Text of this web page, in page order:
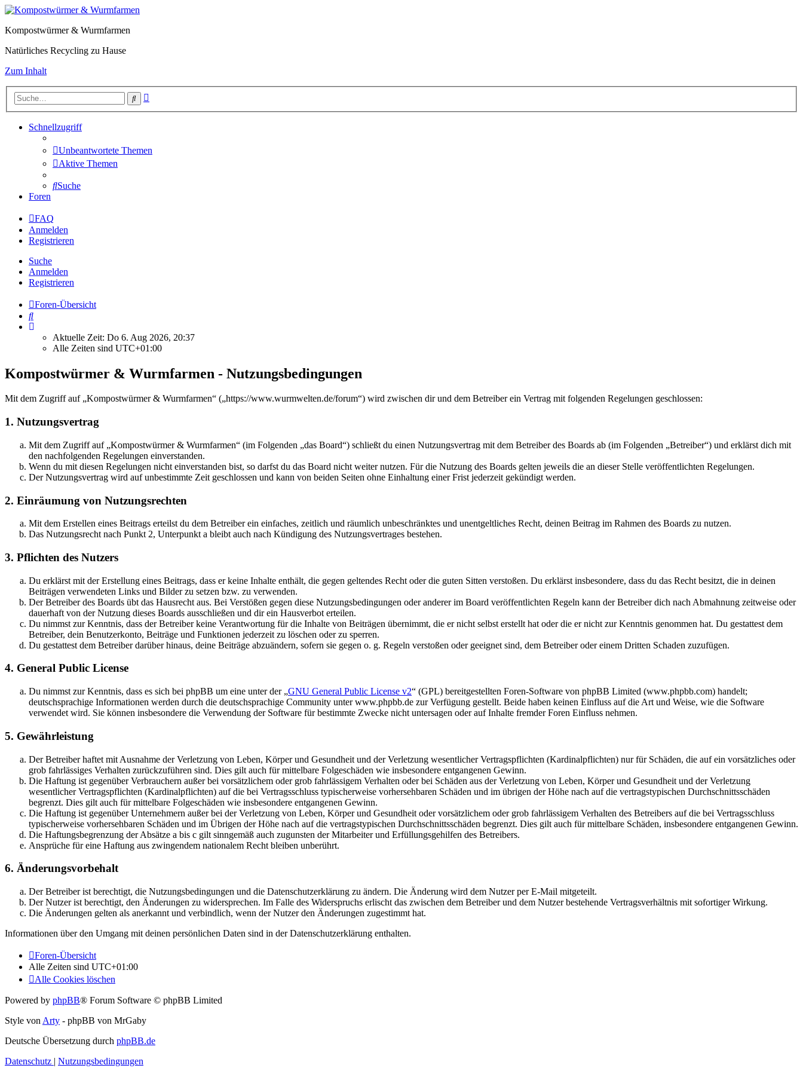
Kompostwürmer & Wurmfarmen
Natürliches Recycling zu Hause
Zum Inhalt
Suche
Schnellzugriff
Unbeantwortete Themen
Aktive Themen
Suche
Foren
FAQ
Anmelden
Registrieren
Suche
Anmelden
Registrieren
Foren-Übersicht
Suche
Aktuelle Zeit: Do 6. Aug 2026, 20:37
Alle Zeiten sind UTC+01:00
Kompostwürmer & Wurmfarmen - Nutzungsbedingungen
Mit dem Zugriff auf „Kompostwürmer & Wurmfarmen“ („https://www.wurmwelten.de/forum“) wird zwischen dir und dem Betreiber ein Vertrag mit folgenden Regelungen geschlossen:
1. Nutzungsvertrag
Mit dem Zugriff auf „Kompostwürmer & Wurmfarmen“ (im Folgenden „das Board“) schließt du einen Nutzungsvertrag mit dem Betreiber des Boards ab (im Folgenden „Betreiber“) und erklärst dich mit
den nachfolgenden Regelungen einverstanden.
Wenn du mit diesen Regelungen nicht einverstanden bist, so darfst du das Board nicht weiter nutzen. Für die Nutzung des Boards gelten jeweils die an dieser Stelle veröffentlichten Regelungen.
Der Nutzungsvertrag wird auf unbestimmte Zeit geschlossen und kann von beiden Seiten ohne Einhaltung einer Frist jederzeit gekündigt werden.
2. Einräumung von Nutzungsrechten
Mit dem Erstellen eines Beitrags erteilst du dem Betreiber ein einfaches, zeitlich und räumlich unbeschränktes und unentgeltliches Recht, deinen Beitrag im Rahmen des Boards zu nutzen.
Das Nutzungsrecht nach Punkt 2, Unterpunkt a bleibt auch nach Kündigung des Nutzungsvertrages bestehen.
3. Pflichten des Nutzers
Du erklärst mit der Erstellung eines Beitrags, dass er keine Inhalte enthält, die gegen geltendes Recht oder die guten Sitten verstoßen. Du erklärst insbesondere, dass du das Recht besitzt, die in deinen
Beiträgen verwendeten Links und Bilder zu setzen bzw. zu verwenden.
Der Betreiber des Boards übt das Hausrecht aus. Bei Verstößen gegen diese Nutzungsbedingungen oder anderer im Board veröffentlichten Regeln kann der Betreiber dich nach Abmahnung zeitweise oder
dauerhaft von der Nutzung dieses Boards ausschließen und dir ein Hausverbot erteilen.
Du nimmst zur Kenntnis, dass der Betreiber keine Verantwortung für die Inhalte von Beiträgen übernimmt, die er nicht selbst erstellt hat oder die er nicht zur Kenntnis genommen hat. Du gestattest dem
Betreiber, dein Benutzerkonto, Beiträge und Funktionen jederzeit zu löschen oder zu sperren.
Du gestattest dem Betreiber darüber hinaus, deine Beiträge abzuändern, sofern sie gegen o. g. Regeln verstoßen oder geeignet sind, dem Betreiber oder einem Dritten Schaden zuzufügen.
4. General Public License
Du nimmst zur Kenntnis, dass es sich bei phpBB um eine unter der „GNU General Public License v2“ (GPL) bereitgestellten Foren-Software von phpBB Limited (www.phpbb.com) handelt;
deutschsprachige Informationen werden durch die deutschsprachige Community unter www.phpbb.de zur Verfügung gestellt. Beide haben keinen Einfluss auf die Art und Weise, wie die Software
verwendet wird. Sie können insbesondere die Verwendung der Software für bestimmte Zwecke nicht untersagen oder auf Inhalte fremder Foren Einfluss nehmen.
5. Gewährleistung
Der Betreiber haftet mit Ausnahme der Verletzung von Leben, Körper und Gesundheit und der Verletzung wesentlicher Vertragspflichten (Kardinalpflichten) nur für Schäden, die auf ein vorsätzliches oder
grob fahrlässiges Verhalten zurückzuführen sind. Dies gilt auch für mittelbare Folgeschäden wie insbesondere entgangenen Gewinn.
Die Haftung ist gegenüber Verbrauchern außer bei vorsätzlichem oder grob fahrlässigem Verhalten oder bei Schäden aus der Verletzung von Leben, Körper und Gesundheit und der Verletzung
wesentlicher Vertragspflichten (Kardinalpflichten) auf die bei Vertragsschluss typischerweise vorhersehbaren Schäden und im übrigen der Höhe nach auf die vertragstypischen Durchschnittsschäden
begrenzt. Dies gilt auch für mittelbare Folgeschäden wie insbesondere entgangenen Gewinn.
Die Haftung ist gegenüber Unternehmern außer bei der Verletzung von Leben, Körper und Gesundheit oder vorsätzlichem oder grob fahrlässigem Verhalten des Betreibers auf die bei Vertragsschluss
typischerweise vorhersehbaren Schäden und im Übrigen der Höhe nach auf die vertragstypischen Durchschnittsschäden begrenzt. Dies gilt auch für mittelbare Schäden, insbesondere entgangenen Gewinn.
Die Haftungsbegrenzung der Absätze a bis c gilt sinngemäß auch zugunsten der Mitarbeiter und Erfüllungsgehilfen des Betreibers.
Ansprüche für eine Haftung aus zwingendem nationalem Recht bleiben unberührt.
6. Änderungsvorbehalt
Der Betreiber ist berechtigt, die Nutzungsbedingungen und die Datenschutzerklärung zu ändern. Die Änderung wird dem Nutzer per E-Mail mitgeteilt.
Der Nutzer ist berechtigt, den Änderungen zu widersprechen. Im Falle des Widerspruchs erlischt das zwischen dem Betreiber und dem Nutzer bestehende Vertragsverhältnis mit sofortiger Wirkung.
Die Änderungen gelten als anerkannt und verbindlich, wenn der Nutzer den Änderungen zugestimmt hat.
Informationen über den Umgang mit deinen persönlichen Daten sind in der Datenschutzerklärung enthalten.
Foren-Übersicht
Alle Zeiten sind UTC+01:00
Alle Cookies löschen
Powered by phpBB® Forum Software © phpBB Limited
Style von Arty - phpBB von MrGaby
Deutsche Übersetzung durch phpBB.de
Datenschutz | Nutzungsbedingungen